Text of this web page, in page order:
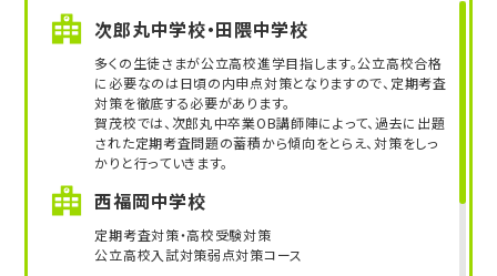
高、八女高、伝習館高、三池高、城南高、筑前高、香住
丘高、新宮高、春日高、福岡中央高、筑紫中央高、福岡
大附属大濠高、西南学院高、敬愛高、筑紫女学園高、
福岡舞鶴高、筑陽学園高 他多数
【中学受験】
久留米大附設中、福岡大附属大濠中、西南学院中、早
稲田佐賀中、福岡教育大附属福岡中、福岡教育大附属
小倉中、福岡教育大附属久留米中、明治学園中、小倉
日新館中、上智福岡中、筑紫女学園中、東福岡自彊館
中 他多数
次郎丸中学校・田隈中学校
多くの生徒さまが公立高校進学目指します。公立高校合格
に必要なのは日頃の内申点対策となりますので、定期考査
対策を徹底する必要があります。
賀茂校では、次郎丸中卒業OB講師陣によって、過去に出題
された定期考査問題の蓄積から傾向をとらえ、対策をしっ
かりと行っていきます。
西福岡中学校
定期考査対策・高校受験対策
公立高校入試対策弱点対策コース